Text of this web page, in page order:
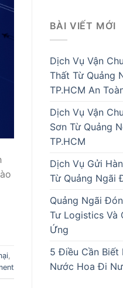
BÀI VIẾT MỚI
Dịch Vụ Vận
Thất Từ Quảng
TP.HCM An
Dịch Vụ Vận
Sơn Từ Quảng
TP.HCM
Dịch Vụ Gửi
Từ Quảng Ngãi
Quảng Ngãi
Tư Logistics Và
Ứng
5 Điều Cần Biết
Nước Hoa Đi